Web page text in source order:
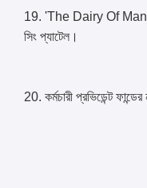
19. 'The Dairy Of Manu
সিং প্যাটেল।
20. কর্মচারী প্রভিডেন্ট